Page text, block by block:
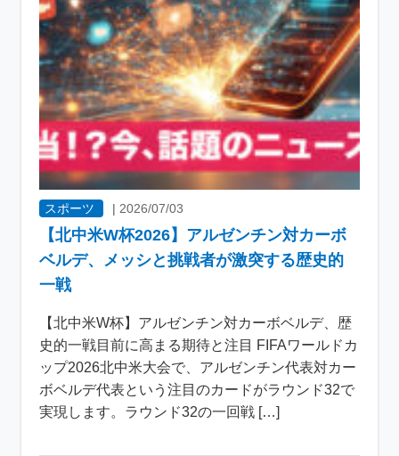
スポーツ | 2026/07/03
【北中米W杯2026】アルゼンチン対カーボ
ベルデ、メッシと挑戦者が激突する歴史的
一戦
【北中米W杯】アルゼンチン対カーボベルデ、歴
史的一戦目前に高まる期待と注目 FIFAワールドカ
ップ2026北中米大会で、アルゼンチン代表対カー
ボベルデ代表という注目のカードがラウンド32で
実現します。ラウンド32の一回戦 […]